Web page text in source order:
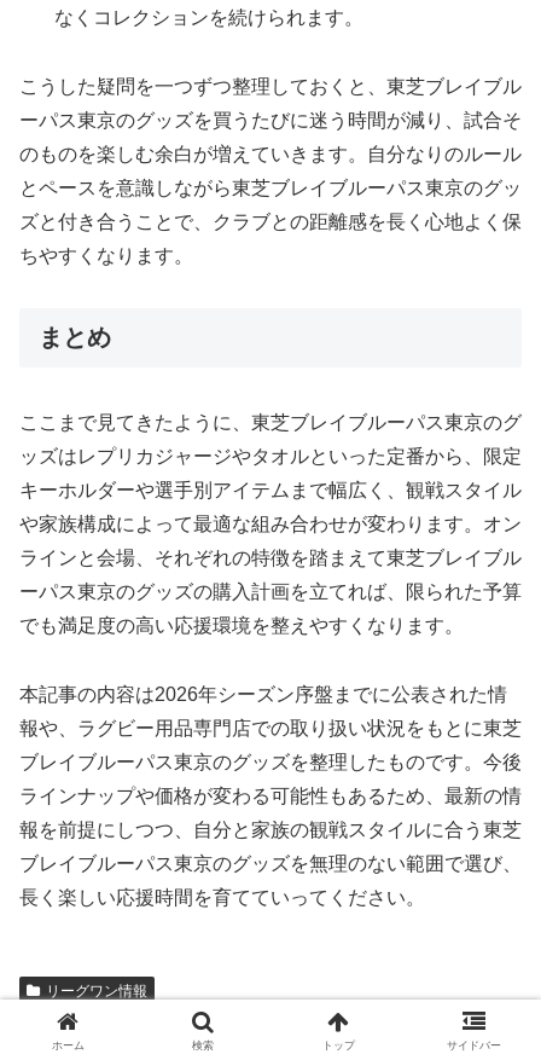
なくコレクションを続けられます。
こうした疑問を一つずつ整理しておくと、東芝ブレイブル
ーパス東京のグッズを買うたびに迷う時間が減り、試合そ
のものを楽しむ余白が増えていきます。自分なりのルール
とペースを意識しながら東芝ブレイブルーパス東京のグッ
ズと付き合うことで、クラブとの距離感を長く心地よく保
ちやすくなります。
まとめ
ここまで見てきたように、東芝ブレイブルーパス東京のグ
ッズはレプリカジャージやタオルといった定番から、限定
キーホルダーや選手別アイテムまで幅広く、観戦スタイル
や家族構成によって最適な組み合わせが変わります。オン
ラインと会場、それぞれの特徴を踏まえて東芝ブレイブル
ーパス東京のグッズの購入計画を立てれば、限られた予算
でも満足度の高い応援環境を整えやすくなります。
本記事の内容は2026年シーズン序盤までに公表された情
報や、ラグビー用品専門店での取り扱い状況をもとに東芝
ブレイブルーパス東京のグッズを整理したものです。今後
ラインナップや価格が変わる可能性もあるため、最新の情
報を前提にしつつ、自分と家族の観戦スタイルに合う東芝
ブレイブルーパス東京のグッズを無理のない範囲で選び、
長く楽しい応援時間を育てていってください。
リーグワン情報
JACKKNIFE
ホーム 検索 トップ サイドバー